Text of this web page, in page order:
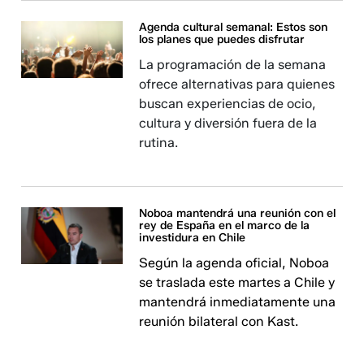
Agenda cultural semanal: Estos son
los planes que puedes disfrutar
La programación de la semana
ofrece alternativas para quienes
buscan experiencias de ocio,
cultura y diversión fuera de la
rutina.
Noboa mantendrá una reunión con el
rey de España en el marco de la
investidura en Chile
Según la agenda oficial, Noboa
se traslada este martes a Chile y
mantendrá inmediatamente una
reunión bilateral con Kast.